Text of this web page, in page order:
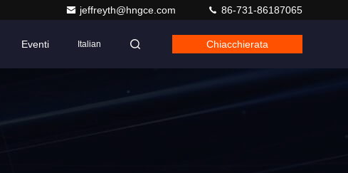
jeffreyth@hngce.com 86-731-86187065
Eventi Italian Chiacchierata